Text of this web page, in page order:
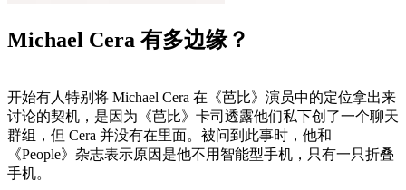
Michael Cera 有多边缘？
开始有人特别将 Michael Cera 在《芭比》演员中的定位拿出来
讨论的契机，是因为《芭比》卡司透露他们私下创了一个聊天
群组，但 Cera 并没有在里面。被问到此事时，他和
《People》杂志表示原因是他不用智能型手机，只有一只折叠
手机。